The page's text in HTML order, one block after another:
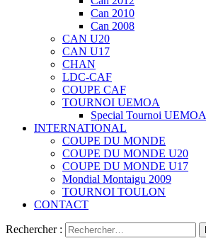
Can 2010
Can 2008
CAN U20
CAN U17
CHAN
LDC-CAF
COUPE CAF
TOURNOI UEMOA
Special Tournoi
INTERNATIONAL
COUPE DU MONDE
COUPE DU MONDE U20
COUPE DU MONDE U17
Mondial Montaigu 2009
TOURNOI TOULON
CONTACT
Rechercher :